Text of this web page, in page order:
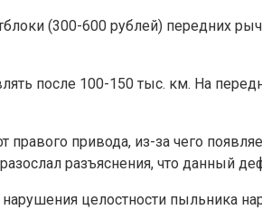
(300-600 рублей) передних
после 100-150 тыс. км. На
правого привода, из-за чего
разъяснения, что данный
целостности пыльника